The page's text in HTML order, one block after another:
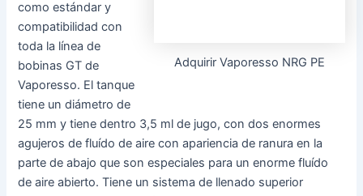
7 – Uwell Valyrian
Adquirir Uwell Valyrian
El Valyrian de Uwell
es una de nuestras
elijas para los
atomizadores de
tanque de vape mejor calificados porque proporciona un
desempeño destacable en una unidad muy fácil, otro